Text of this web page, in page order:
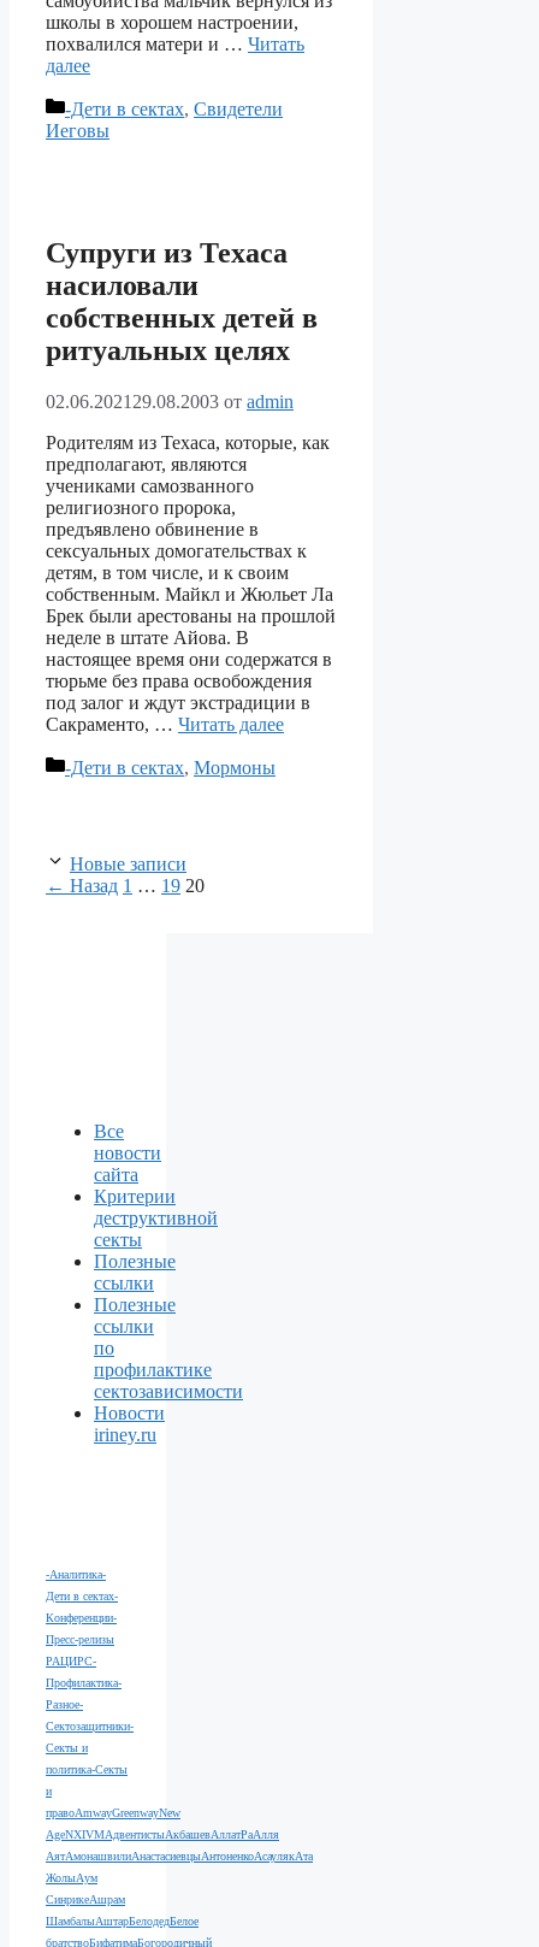
школы в хорошем настроении,
похвалился матери и … Читать
далее
Рубрики
-Дети в сектах, Свидетели
Иеговы
Супруги из Техаса
насиловали
собственных детей в
ритуальных целях
02.06.2021 29.08.2003 от admin
Родителям из Техаса, которые, как
предполагают, являются
учениками самозванного
религиозного пророка,
предъявлено обвинение в
сексуальных домогательствах к
детям, в том числе, и к своим
собственным. Майкл и Жюльет Ла
Брек были арестованы на прошлой
неделе в штате Айова. В
настоящее время они содержатся в
тюрьме без права освобождения
под залог и ждут экстрадиции в
Сакраменто, … Читать далее
Рубрики
-Дети в сектах, Мормоны
Новые записи
← Назад Страница
1 … Страница
19 Страница
20
Все
новости
сайта
Критерии
деструктивной
секты
Полезные
ссылки
Полезные
ссылки
по
профилактике
сектозависимости
Новости
iriney.ru
-Аналитика-
Дети в сектах-
Конференции-
Пресс-релизы
РАЦИРС-
Профилактика-
Разное-
Сектозащитники-
Секты и
политика-Секты
и
правоAmwayGreenwayNew
AgeNXIVMАдвентистыАкбашевАллатРаАлля
АятАмонашвилиАнастасиевцыАнтоненкоАсаулякАта
ЖолыАум
СинрикеАшрам
ШамбалыАштарБелодедБелое
братствоБифатимаБогородичный